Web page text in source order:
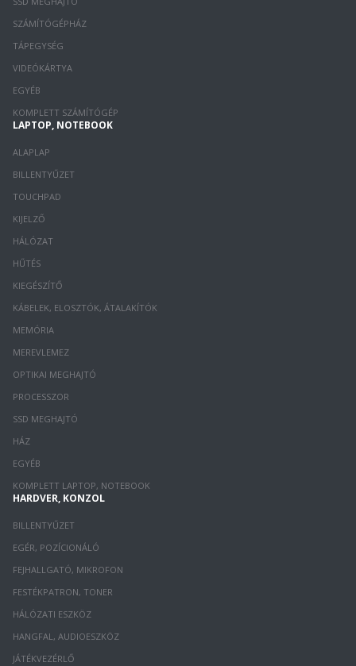
SZÁMÍTÓGÉPHÁZ
TÁPEGYSÉG
VIDEÓKÁRTYA
EGYÉB
KOMPLETT SZÁMÍTÓGÉP
LAPTOP, NOTEBOOK
ALAPLAP
BILLENTYŰZET
TOUCHPAD
KIJELZŐ
HÁLÓZAT
HŰTÉS
KIEGÉSZÍTŐ
KÁBELEK, ELOSZTÓK, ÁTALAKÍTÓK
MEMÓRIA
MEREVLEMEZ
OPTIKAI MEGHAJTÓ
PROCESSZOR
SSD MEGHAJTÓ
HÁZ
EGYÉB
KOMPLETT LAPTOP, NOTEBOOK
HARDVER, KONZOL
BILLENTYŰZET
EGÉR, POZÍCIONÁLÓ
FEJHALLGATÓ, MIKROFON
FESTÉKPATRON, TONER
HÁLÓZATI ESZKÖZ
HANGFAL, AUDIOESZKÖZ
JÁTÉKVEZÉRLŐ